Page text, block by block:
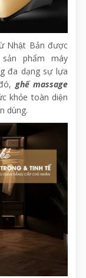
Nhật Bản được
phẩm máy
đa dạng sự lựa
ghế massage
khỏe toàn diện
dùng.